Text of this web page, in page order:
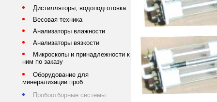
Дистилляторы, водоподготовка
Весовая техника
Анализаторы влажности
Анализаторы вязкости
Микроскопы и принадлежности к
ним по заказу
Оборудование для
минерализации проб
Пробоотборные системы